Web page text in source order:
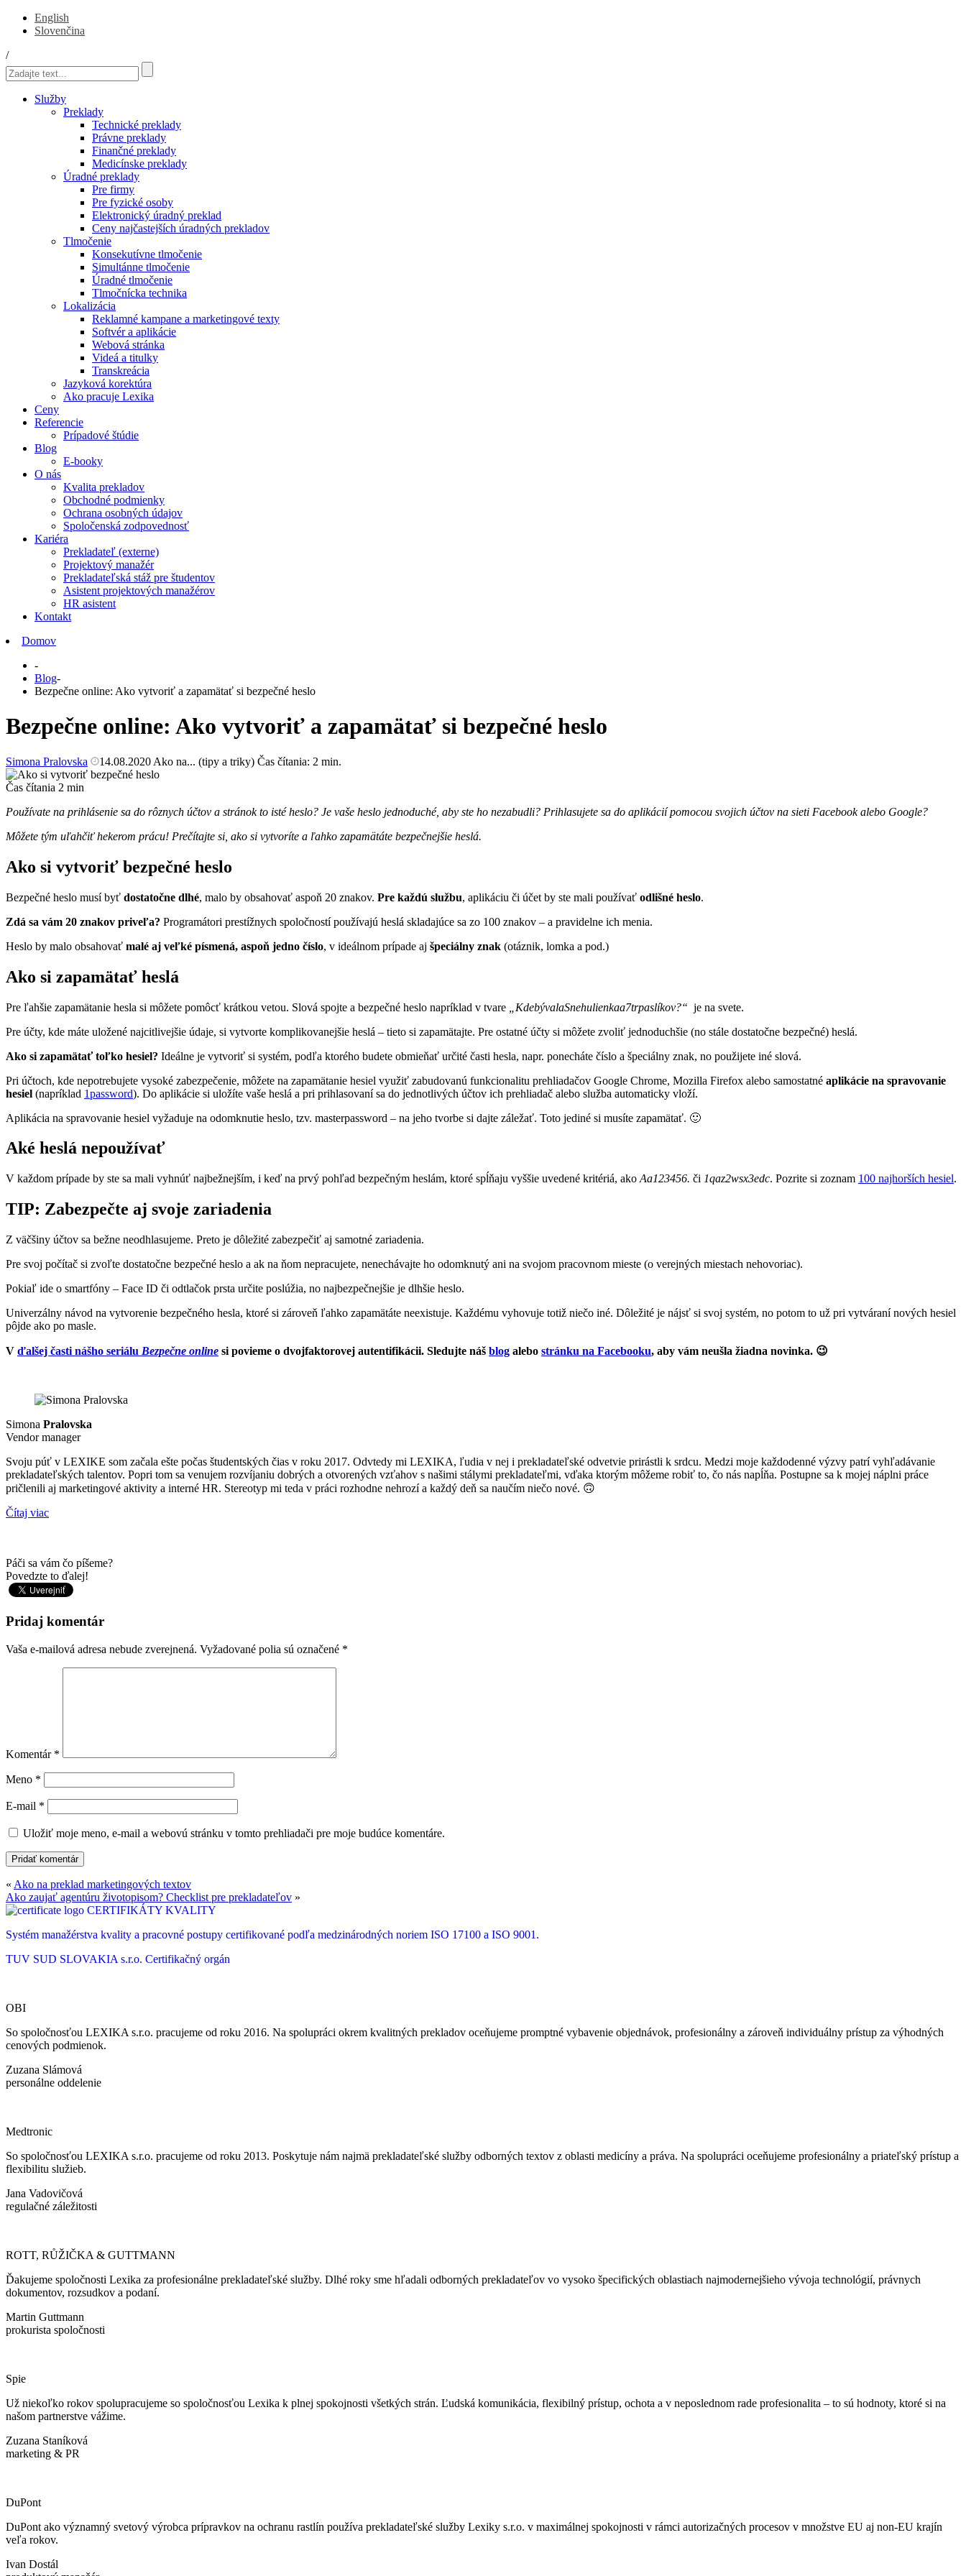
English
Slovenčina
/
Služby
Preklady
Technické preklady
Právne preklady
Finančné preklady
Medicínske preklady
Úradné preklady
Pre firmy
Pre fyzické osoby
Elektronický úradný preklad
Ceny najčastejších úradných prekladov
Tlmočenie
Konsekutívne tlmočenie
Simultánne tlmočenie
Úradné tlmočenie
Tlmočnícka technika
Lokalizácia
Reklamné kampane a marketingové texty
Softvér a aplikácie
Webová stránka
Videá a titulky
Transkreácia
Jazyková korektúra
Ako pracuje Lexika
Ceny
Referencie
Prípadové štúdie
Blog
E-booky
O nás
Kvalita prekladov
Obchodné podmienky
Ochrana osobných údajov
Spoločenská zodpovednosť
Kariéra
Prekladateľ (externe)
Projektový manažér
Prekladateľská stáž pre študentov
Asistent projektových manažérov
HR asistent
Kontakt
Domov
-
Blog-
Bezpečne online: Ako vytvoriť a zapamätať si bezpečné heslo
Bezpečne online: Ako vytvoriť a zapamätať si bezpečné heslo
Simona Pralovska 14.08.2020 Ako na... (tipy a triky) Čas čítania: 2 min.
Čas čítania 2 min
Používate na prihlásenie sa do rôznych účtov a stránok to isté heslo? Je vaše heslo jednoduché, aby ste ho nezabudli? Prihlasujete sa do aplikácií pomocou svojich účtov na sieti Facebook alebo Google?
Môžete tým uľahčiť hekerom prácu! Prečítajte si, ako si vytvoríte a ľahko zapamätáte bezpečnejšie heslá.
Ako si vytvoriť bezpečné heslo
Bezpečné heslo musí byť dostatočne dlhé, malo by obsahovať aspoň 20 znakov. Pre každú službu, aplikáciu či účet by ste mali používať odlišné heslo.
Zdá sa vám 20 znakov priveľa? Programátori prestížnych spoločností používajú heslá skladajúce sa zo 100 znakov – a pravidelne ich menia.
Heslo by malo obsahovať malé aj veľké písmená, aspoň jedno číslo, v ideálnom prípade aj špeciálny znak (otáznik, lomka a pod.)
Ako si zapamätať heslá
Pre ľahšie zapamätanie hesla si môžete pomôcť krátkou vetou. Slová spojte a bezpečné heslo napríklad v tvare „KdebývalaSnehulienkaa7trpaslíkov?“ je na svete.
Pre účty, kde máte uložené najcitlivejšie údaje, si vytvorte komplikovanejšie heslá – tieto si zapamätajte. Pre ostatné účty si môžete zvoliť jednoduchšie (no stále dostatočne bezpečné) heslá.
Ako si zapamätať toľko hesiel? Ideálne je vytvoriť si systém, podľa ktorého budete obmieňať určité časti hesla, napr. ponecháte číslo a špeciálny znak, no použijete iné slová.
Pri účtoch, kde nepotrebujete vysoké zabezpečenie, môžete na zapamätanie hesiel využiť zabudovanú funkcionalitu prehliadačov Google Chrome, Mozilla Firefox alebo samostatné aplikácie na spravovanie
hesiel (napríklad 1password). Do aplikácie si uložíte vaše heslá a pri prihlasovaní sa do jednotlivých účtov ich prehliadač alebo služba automaticky vloží.
Aplikácia na spravovanie hesiel vyžaduje na odomknutie heslo, tzv. masterpassword – na jeho tvorbe si dajte záležať. Toto jediné si musíte zapamätať. 🙂
Aké heslá nepoužívať
V každom prípade by ste sa mali vyhnúť najbežnejším, i keď na prvý pohľad bezpečným heslám, ktoré spĺňaju vyššie uvedené kritériá, ako Aa123456. či 1qaz2wsx3edc. Pozrite si zoznam 100 najhorších hesiel.
TIP: Zabezpečte aj svoje zariadenia
Z väčšiny účtov sa bežne neodhlasujeme. Preto je dôležité zabezpečiť aj samotné zariadenia.
Pre svoj počítač si zvoľte dostatočne bezpečné heslo a ak na ňom nepracujete, nenechávajte ho odomknutý ani na svojom pracovnom mieste (o verejných miestach nehovoriac).
Pokiaľ ide o smartfóny – Face ID či odtlačok prsta určite poslúžia, no najbezpečnejšie je dlhšie heslo.
Univerzálny návod na vytvorenie bezpečného hesla, ktoré si zároveň ľahko zapamätáte neexistuje. Každému vyhovuje totiž niečo iné. Dôležité je nájsť si svoj systém, no potom to už pri vytváraní nových hesiel
pôjde ako po masle.
V ďalšej časti nášho seriálu Bezpečne online si povieme o dvojfaktorovej autentifikácii. Sledujte náš blog alebo stránku na Facebooku, aby vám neušla žiadna novinka. 😉
Simona Pralovska
Vendor manager
Svoju púť v LEXIKE som začala ešte počas študentských čias v roku 2017. Odvtedy mi LEXIKA, ľudia v nej i prekladateľské odvetvie prirástli k srdcu. Medzi moje každodenné výzvy patrí vyhľadávanie
prekladateľských talentov. Popri tom sa venujem rozvíjaniu dobrých a otvorených vzťahov s našimi stálymi prekladateľmi, vďaka ktorým môžeme robiť to, čo nás napĺňa. Postupne sa k mojej náplni práce
pričlenili aj marketingové aktivity a interné HR. Stereotyp mi teda v práci rozhodne nehrozí a každý deň sa naučím niečo nové. 🙃
Čítaj viac
Páči sa vám čo píšeme?
Povedzte to ďalej!
Pridaj komentár
Vaša e-mailová adresa nebude zverejnená. Vyžadované polia sú označené *
Komentár *
Meno *
E-mail *
Uložiť moje meno, e-mail a webovú stránku v tomto prehliadači pre moje budúce komentáre.
« Ako na preklad marketingových textov
Ako zaujať agentúru životopisom? Checklist pre prekladateľov »
CERTIFIKÁTY KVALITY
Systém manažérstva kvality a pracovné postupy certifikované podľa medzinárodných noriem ISO 17100 a ISO 9001.
TUV SUD SLOVAKIA s.r.o. Certifikačný orgán
OBI
So spoločnosťou LEXIKA s.r.o. pracujeme od roku 2016. Na spolupráci okrem kvalitných prekladov oceňujeme promptné vybavenie objednávok, profesionálny a zároveň individuálny prístup za výhodných
cenových podmienok.
Zuzana Slámová
personálne oddelenie
Medtronic
So spoločnosťou LEXIKA s.r.o. pracujeme od roku 2013. Poskytuje nám najmä prekladateľské služby odborných textov z oblasti medicíny a práva. Na spolupráci oceňujeme profesionálny a priateľský prístup a
flexibilitu služieb.
Jana Vadovičová
regulačné záležitosti
ROTT, RŮŽIČKA & GUTTMANN
Ďakujeme spoločnosti Lexika za profesionálne prekladateľské služby. Dlhé roky sme hľadali odborných prekladateľov vo vysoko špecifických oblastiach najmodernejšieho vývoja technológií, právnych
dokumentov, rozsudkov a podaní.
Martin Guttmann
prokurista spoločnosti
Spie
Už niekoľko rokov spolupracujeme so spoločnosťou Lexika k plnej spokojnosti všetkých strán. Ľudská komunikácia, flexibilný prístup, ochota a v neposlednom rade profesionalita – to sú hodnoty, ktoré si na
našom partnerstve vážime.
Zuzana Staníková
marketing & PR
DuPont
DuPont ako významný svetový výrobca prípravkov na ochranu rastlín používa prekladateľské služby Lexiky s.r.o. v maximálnej spokojnosti v rámci autorizačných procesov v množstve EU aj non-EU krajín
veľa rokov.
Ivan Dostál